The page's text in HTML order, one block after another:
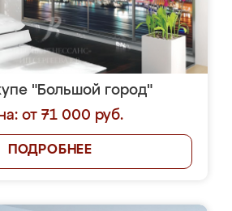
"Большой город"
от 71 000 руб.
ПОДРОБНЕЕ